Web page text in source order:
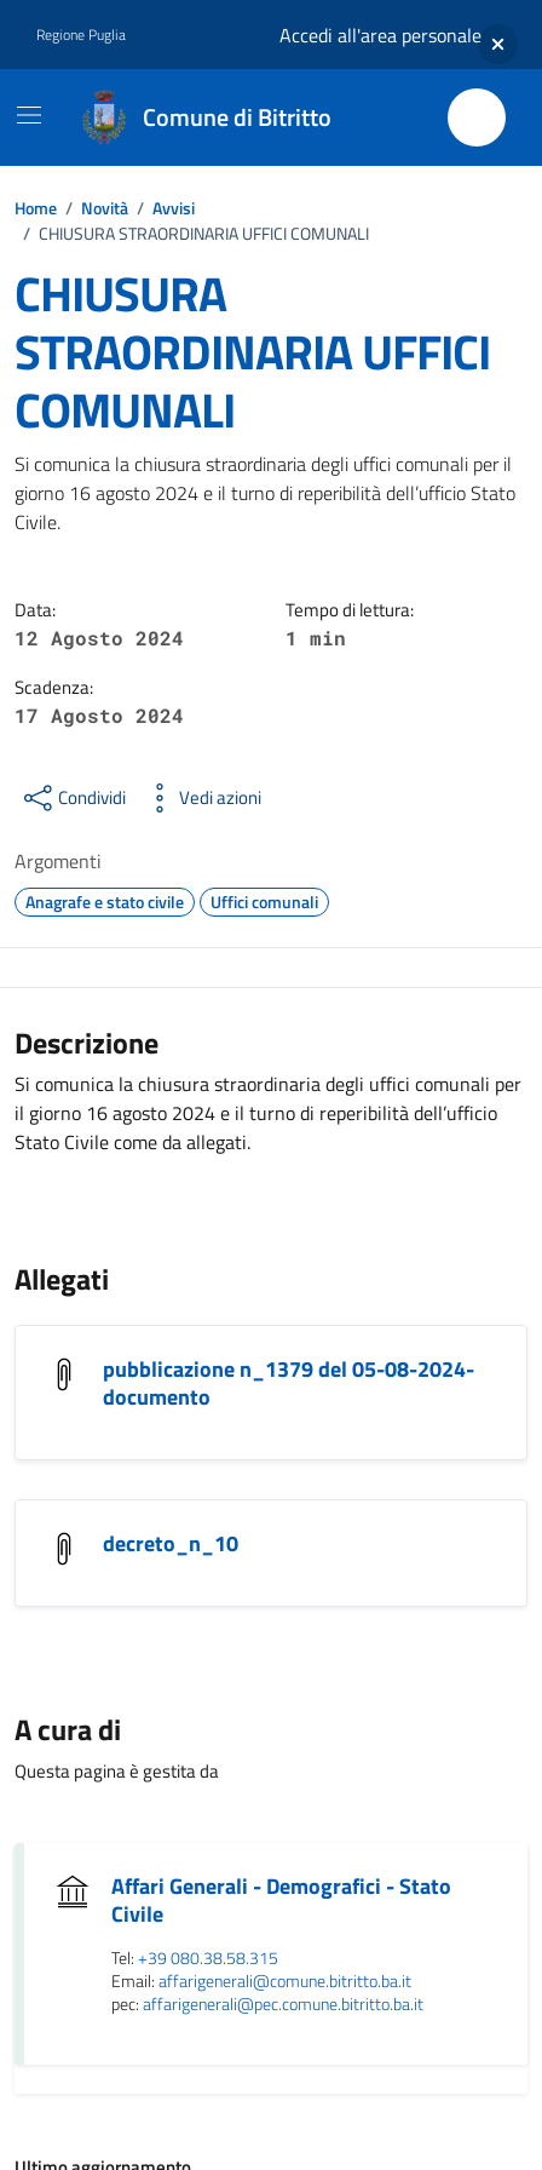
Regione Puglia Accedi all'area personale
Comune di Bitritto
Home / Novità / Avvisi
/ CHIUSURA STRAORDINARIA UFFICI COMUNALI
CHIUSURA
STRAORDINARIA UFFICI
COMUNALI
Dettagli della notizia
Si comunica la chiusura straordinaria degli uffici comunali per il
giorno 16 agosto 2024 e il turno di reperibilità dell’ufficio Stato
Civile.
Data:
12 Agosto 2024
Scadenza:
17 Agosto 2024
Tempo di lettura:
1 min
Condividi Vedi azioni
Argomenti
Anagrafe e stato civile Uffici comunali
Descrizione
Si comunica la chiusura straordinaria degli uffici comunali per
il giorno 16 agosto 2024 e il turno di reperibilità dell’ufficio
Stato Civile come da allegati.
Allegati
pubblicazione n_1379 del 05-08-2024-
documento
decreto_n_10
A cura di
Questa pagina è gestita da
Affari Generali - Demografici - Stato
Civile
Tel:+39 080.38.58.315
Email:affarigenerali@comune.bitritto.ba.it
pec:affarigenerali@pec.comune.bitritto.ba.it